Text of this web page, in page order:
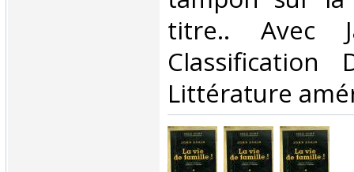
titre.. Avec
Classification
Littérature